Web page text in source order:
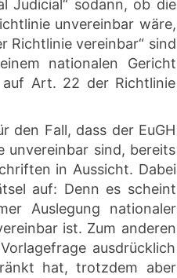
Judicial“ sodann, ob die
unvereinbar wäre,
Richtlinie vereinbar“ sind
nationalen Gericht
auf Art. 22 der Richtlinie
den Fall, dass der EuGH
unvereinbar sind, bereits
in Aussicht. Dabei
auf: Denn es scheint
Auslegung nationaler
ist. Zum anderen
ausdrücklich
hat, trotzdem aber